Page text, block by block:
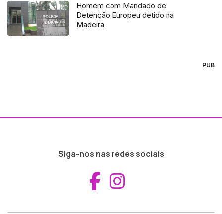
Homem com Mandado de
Detenção Europeu detido na
Madeira
PUB
Siga-nos nas redes sociais
Aceder ao